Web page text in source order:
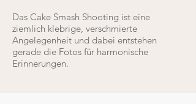
Das Cake Smash Shooting ist eine
ziemlich klebrige, verschmierte
Angelegenheit und dabei entstehen
gerade die Fotos für harmonische
Erinnerungen.